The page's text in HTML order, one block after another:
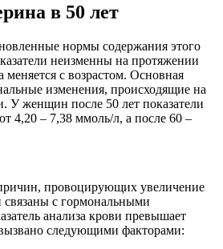
в 50 лет
нормы содержания этого
неизменны на протяжении
с возрастом. Основная
изменения, происходящие на
У женщин после 50 лет показатели
4,20 – 7,38 ммоль/л, а после 60 –
провоцирующих увеличение
связаны с гормональными
анализа крови превышает
следующими факторами: